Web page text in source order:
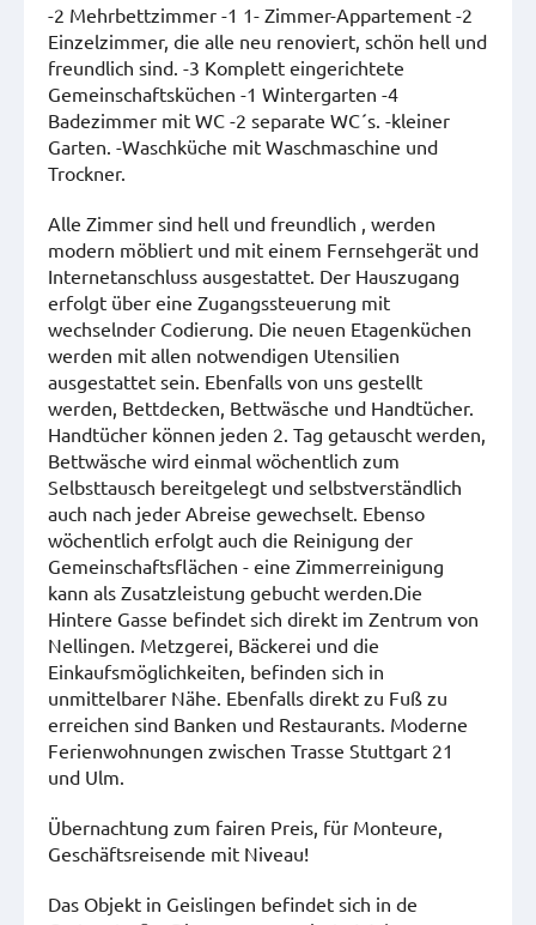
-2 Mehrbettzimmer -1 1- Zimmer-Appartement -2
Einzelzimmer, die alle neu renoviert, schön hell und
freundlich sind. -3 Komplett eingerichtete
Gemeinschaftsküchen -1 Wintergarten -4
Badezimmer mit WC -2 separate WC´s. -kleiner
Garten. -Waschküche mit Waschmaschine und
Trockner.
Alle Zimmer sind hell und freundlich , werden
modern möbliert und mit einem Fernsehgerät und
Internetanschluss ausgestattet. Der Hauszugang
erfolgt über eine Zugangssteuerung mit
wechselnder Codierung. Die neuen Etagenküchen
werden mit allen notwendigen Utensilien
ausgestattet sein. Ebenfalls von uns gestellt
werden, Bettdecken, Bettwäsche und Handtücher.
Handtücher können jeden 2. Tag getauscht werden,
Bettwäsche wird einmal wöchentlich zum
Selbsttausch bereitgelegt und selbstverständlich
auch nach jeder Abreise gewechselt. Ebenso
wöchentlich erfolgt auch die Reinigung der
Gemeinschaftsflächen - eine Zimmerreinigung
kann als Zusatzleistung gebucht werden.Die
Hintere Gasse befindet sich direkt im Zentrum von
Nellingen. Metzgerei, Bäckerei und die
Einkaufsmöglichkeiten, befinden sich in
unmittelbarer Nähe. Ebenfalls direkt zu Fuß zu
erreichen sind Banken und Restaurants. Moderne
Ferienwohnungen zwischen Trasse Stuttgart 21
und Ulm.
Übernachtung zum fairen Preis, für Monteure,
Geschäftsreisende mit Niveau!
Das Objekt in Geislingen befindet sich in de